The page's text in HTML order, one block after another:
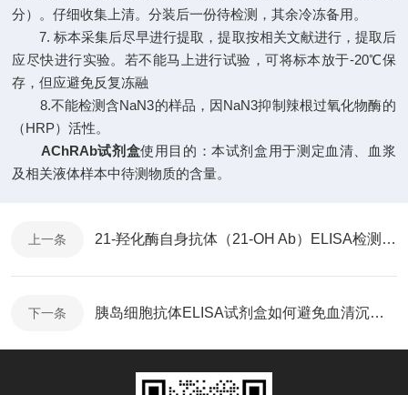
分）。仔细收集上清。分装后一份待检测，其余冷冻备用。
7. 标本采集后尽早进行提取，提取按相关文献进行，提取后
应尽快进行实验。若不能马上进行试验，可将标本放于-20℃保
存，但应避免反复冻融
8.不能检测含NaN3的样品，因NaN3抑制辣根过氧化物酶的
（HRP）活性。
AChRAb试剂盒使用目的：本试剂盒用于测定血清、血浆
及相关液体样本中待测物质的含量。
上一条 21-羟化酶自身抗体（21-OH Ab）ELISA检测试剂盒
下一条 胰岛细胞抗体ELISA试剂盒如何避免血清沉淀物的产生